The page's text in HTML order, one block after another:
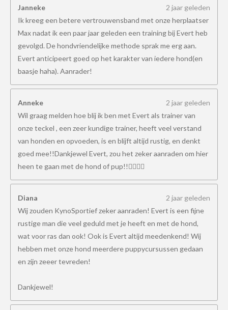
Janneke
2 jaar geleden
Ik kreeg een betere vertrouwensband met onze herplaatser
Max nadat ik een paar jaar geleden een training bij Evert heb
gevolgd. De hondvriendelijke methode sprak me erg aan.
Evert anticipeert goed op het karakter van iedere hond(en
baasje haha). Aanrader!
Anneke
2 jaar geleden
Wil graag melden hoe blij ik ben met Evert als trainer van
onze teckel , een zeer kundige trainer, heeft veel verstand
van honden en opvoeden, is en blijft altijd rustig, en denkt
goed mee!!Dankjewel Evert, zou het zeker aanraden om hier
heen te gaan met de hond of pup!!👍🏻👍🏻
Diana
2 jaar geleden
Wij zouden KynoSportief zeker aanraden! Evert is een fijne
rustige man die veel geduld met je heeft en met de hond,
wat voor ras dan ook! Ook is Evert altijd meedenkend! Wij
hebben met onze hond meerdere puppycursussen gedaan
en zijn zeeer tevreden!
Dankjewel!